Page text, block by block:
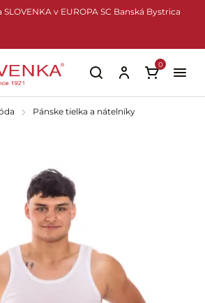
obsah
SLOVENKA v EUROPA SC Banská Bystrica
0
Pánske tielka a nátelníky